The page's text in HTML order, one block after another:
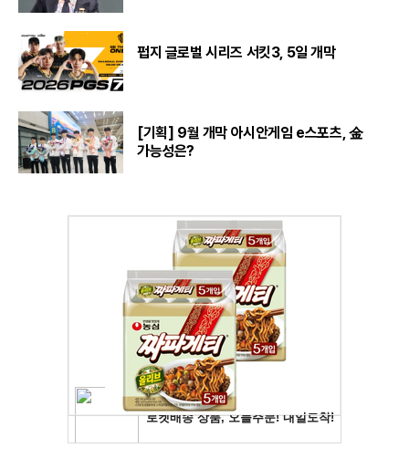
펍지 글로벌 시리즈 서킷3, 5일 개막
[기획] 9월 개막 아시안게임 e스포츠, 金
가능성은?